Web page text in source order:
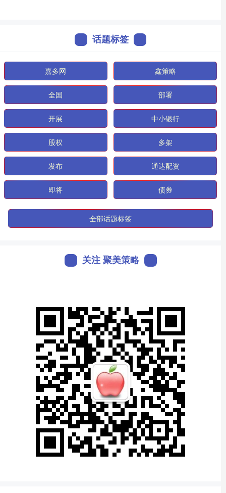
话题标签
嘉多网 鑫策略
全国 部署
开展 中小银行
股权 多架
发布 通达配资
即将 债券
全部话题标签
关注 聚美策略